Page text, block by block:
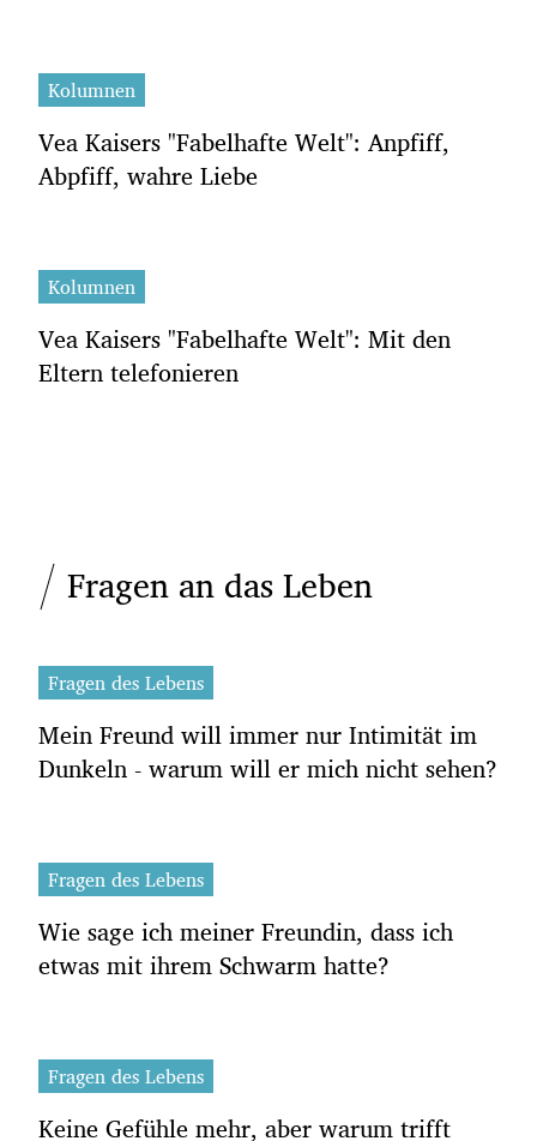
Kolumnen
Vea Kaisers "Fabelhafte Welt": Anpfiff,
Abpfiff, wahre Liebe
Kolumnen
Vea Kaisers "Fabelhafte Welt": Mit den
Eltern telefonieren
Fragen an das Leben
Fragen des Lebens
Mein Freund will immer nur Intimität im
Dunkeln - warum will er mich nicht sehen?
Fragen des Lebens
Wie sage ich meiner Freundin, dass ich
etwas mit ihrem Schwarm hatte?
Fragen des Lebens
Keine Gefühle mehr, aber warum trifft